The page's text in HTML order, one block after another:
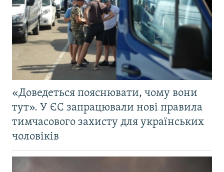
«Доведеться пояснювати, чому вони
тут». У ЄС запрацювали нові правила
тимчасового захисту для українських
чоловіків